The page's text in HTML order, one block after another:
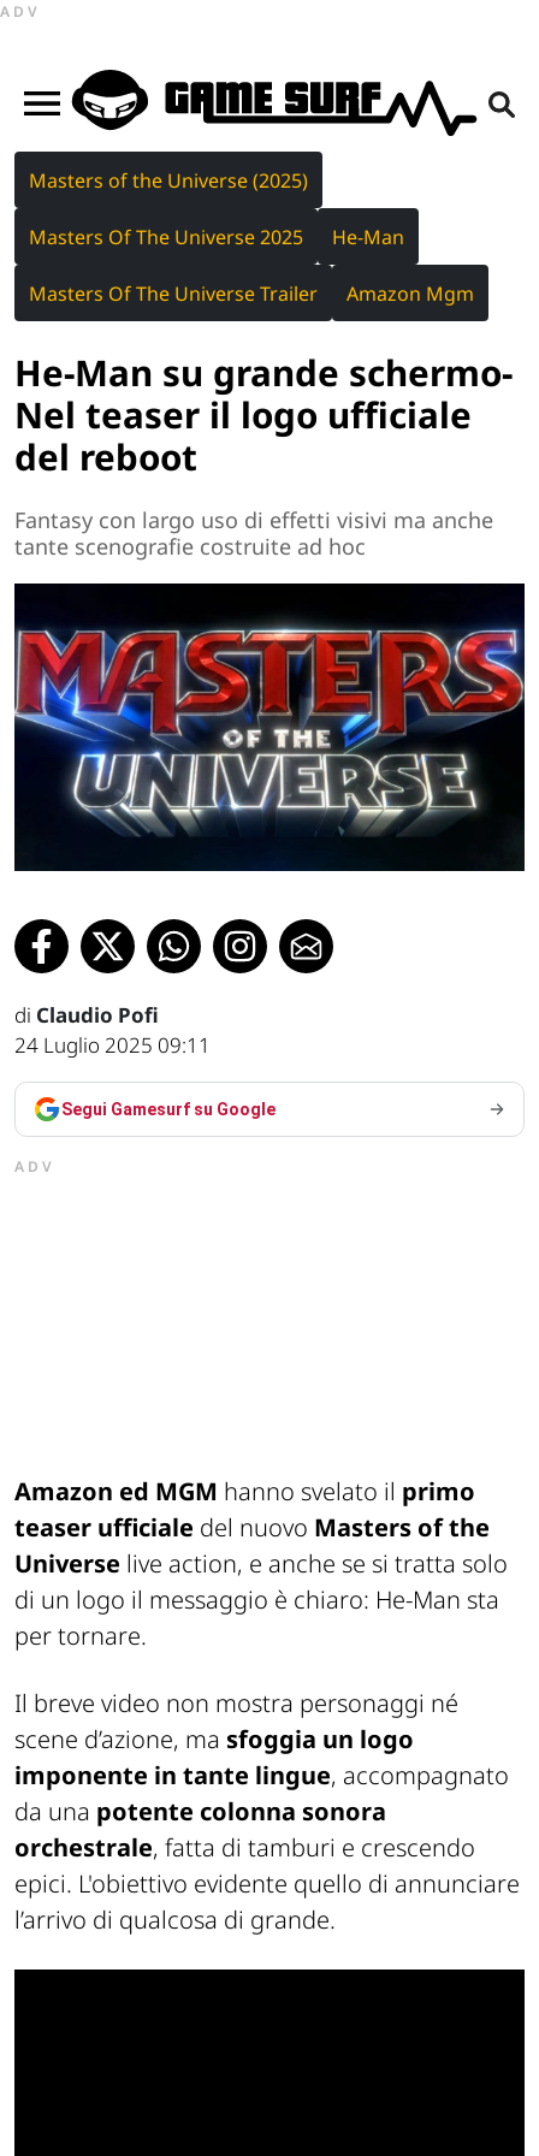
ADV
Masters of the Universe (2025)
Masters Of The Universe 2025 He-Man
Masters Of The Universe Trailer Amazon Mgm
He-Man su grande schermo-
Nel teaser il logo ufficiale
del reboot
Fantasy con largo uso di effetti visivi ma anche
tante scenografie costruite ad hoc
di Claudio Pofi
24 Luglio 2025 09:11
Segui Gamesurf su Google
ADV
Amazon ed MGM hanno svelato il primo
teaser ufficiale del nuovo Masters of the
Universe live action, e anche se si tratta solo
di un logo il messaggio è chiaro: He-Man sta
per tornare.
Il breve video non mostra personaggi né
scene d’azione, ma sfoggia un logo
imponente in tante lingue, accompagnato
da una potente colonna sonora
orchestrale, fatta di tamburi e crescendo
epici. L'obiettivo evidente quello di annunciare
l’arrivo di qualcosa di grande.